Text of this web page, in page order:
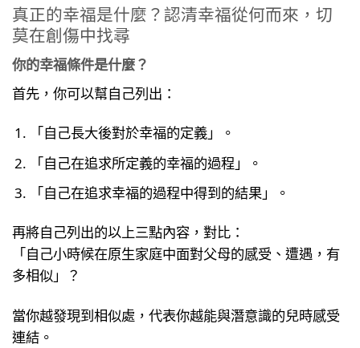
真正的幸福是什麼？認清幸福從何而來，切
莫在創傷中找尋
你的幸福條件是什麼？
首先，你可以幫自己列出：
「自己長大後對於幸福的定義」。
「自己在追求所定義的幸福的過程」。
「自己在追求幸福的過程中得到的結果」。
再將自己列出的以上三點內容，對比：
「自己小時候在原生家庭中面對父母的感受、遭遇，有
多相似」？
當你越發現到相似處，代表你越能與潛意識的兒時感受
連結。